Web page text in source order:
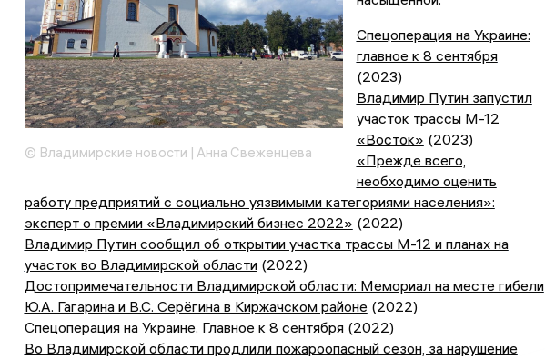
© Владимирские новости | Анна Свеженцева
Спецоперация на Украине:
главное к 8 сентября
(2023)
Владимир Путин запустил
участок трассы М-12
«Восток» (2023)
«Прежде всего,
необходимо оценить
работу предприятий с социально уязвимыми категориями населения»:
эксперт о премии «Владимирский бизнес 2022» (2022)
Владимир Путин сообщил об открытии участка трассы М-12 и планах на
участок во Владимирской области(2022)
Достопримечательности Владимирской области: Мемориал на месте гибели
Ю.А. Гагарина и В.С. Серёгина в Киржачском районе (2022)
Спецоперация на Украине. Главное к 8 сентября(2022)
Во Владимирской области продлили пожароопасный сезон, за нарушение